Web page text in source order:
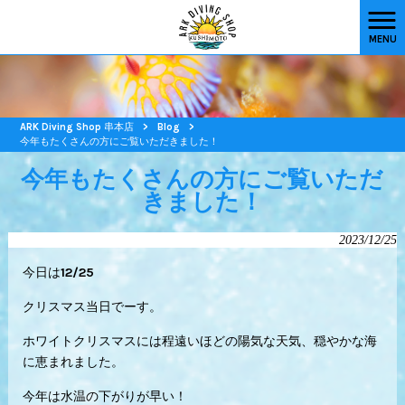
MENU
ARK Diving Shop 串本店 > Blog
>
今年もたくさんの方にご覧いただきました！
今年もたくさんの方にご覧いただ
きました！
2023/12/25
今日は12/25
クリスマス当日でーす。
ホワイトクリスマスには程遠いほどの陽気な天気、穏やかな海
に恵まれました。
今年は水温の下がりが早い！